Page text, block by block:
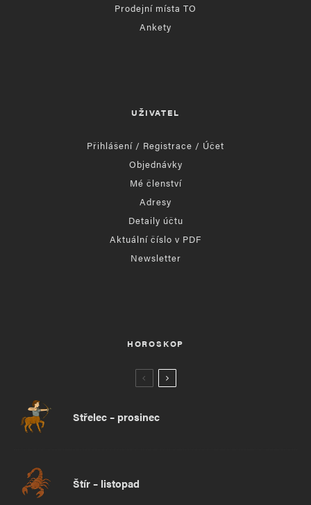
Prodejní místa TO
Ankety
UŽIVATEL
Přihlášení / Registrace / Účet
Objednávky
Mé členství
Adresy
Detaily účtu
Aktuální číslo v PDF
Newsletter
HOROSKOP
Střelec – prosinec
Štír – listopad